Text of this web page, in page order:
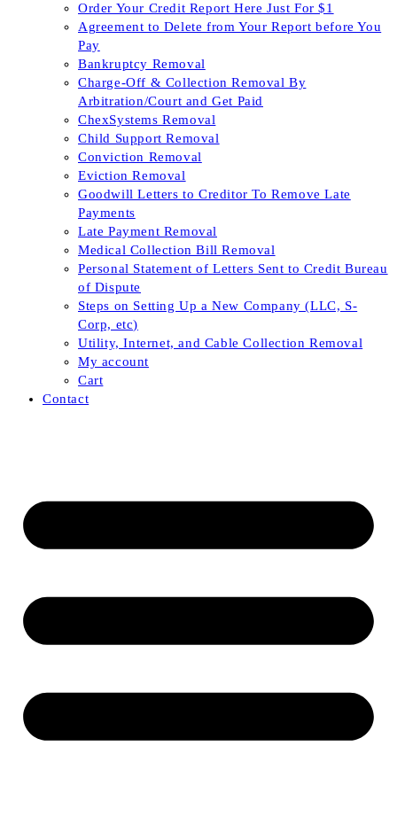
Order Your Credit Report Here Just For $1
Agreement to Delete from Your Report before You
Pay
Bankruptcy Removal
Charge-Off & Collection Removal By
Arbitration/Court and Get Paid
ChexSystems Removal
Child Support Removal
Conviction Removal
Eviction Removal
Goodwill Letters to Creditor To Remove Late
Payments
Late Payment Removal
Medical Collection Bill Removal
Personal Statement of Letters Sent to Credit Bureau
of Dispute
Steps on Setting Up a New Company (LLC, S-
Corp, etc)
Utility, Internet, and Cable Collection Removal
My account
Cart
Contact